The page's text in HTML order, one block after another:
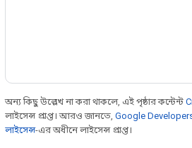
অন্য কিছু উল্লেখ না করা থাকলে, এই পৃষ্ঠার কন্টেন্ট
লাইসেন্স প্রাপ্ত। আরও জানতে, Google
লাইসেন্স-এর অধীনে লাইসেন্স প্রাপ্ত।